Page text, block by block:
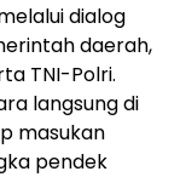
dialog
daerah,
TNI-Polri.
langsung di
masukan
pendek